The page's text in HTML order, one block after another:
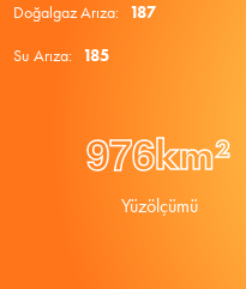
Doğalgaz Arıza: 187
Su Arıza: 185
976km²
Yüzölçümü